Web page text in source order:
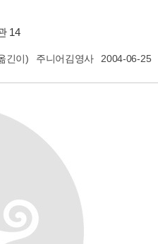
14
긴이) 주니어김영사 2004-06-25